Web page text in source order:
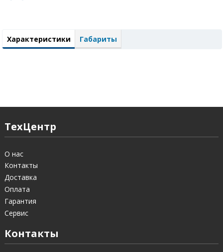
Характеристики Габариты
ТехЦентр
О нас
Контакты
Доставка
Оплата
Гарантия
Сервис
Контакты